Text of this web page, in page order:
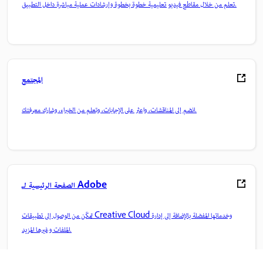
تعلم من خلال مقاطع فيديو تعليمية خطوة بخطوة وإرشادات عملية مباشرة داخل التطبيق.
المجتمع
انضم إلى المناقشات، واعثر على الإجابات، وتعلم من الخبراء، وشارك معرفتك.
الصفحة الرئيسية لـ Adobe
تمكّن من الوصول إلى تطبيقات Creative Cloud وخدماتها المفضلة بالإضافة إلى إدارة
الملفات وغيرها المزيد.